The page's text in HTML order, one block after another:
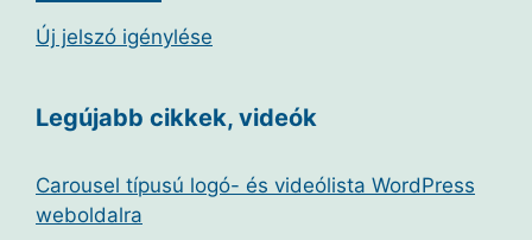
Új jelszó igénylése
Legújabb cikkek, videók
Carousel típusú logó- és videólista WordPress
weboldalra